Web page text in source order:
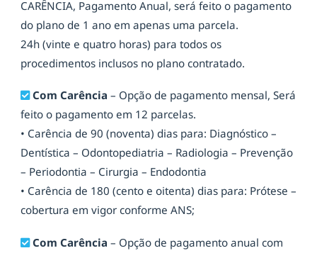
CARÊNCIA, Pagamento Anual, será feito o pagamento
do plano de 1 ano em apenas uma parcela.
24h (vinte e quatro horas) para todos os
procedimentos inclusos no plano contratado.
Com Carência – Opção de pagamento mensal, Será
feito o pagamento em 12 parcelas.
• Carência de 90 (noventa) dias para: Diagnóstico –
Dentística – Odontopediatria – Radiologia – Prevenção
– Periodontia – Cirurgia – Endodontia
• Carência de 180 (cento e oitenta) dias para: Prótese –
cobertura em vigor conforme ANS;
Com Carência – Opção de pagamento anual com